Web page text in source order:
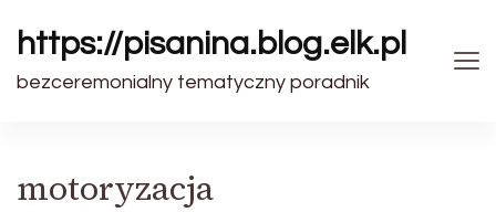
https://pisanina.blog.elk.pl
bezceremonialny tematyczny poradnik
motoryzacja